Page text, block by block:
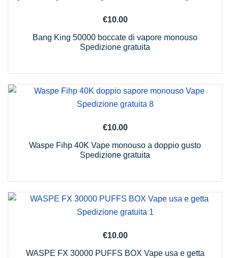
€10.00
Bang King 50000 boccate di vapore monouso
Spedizione gratuita
€10.00
Waspe Fihp 40K Vape monouso a doppio gusto
Spedizione gratuita
€10.00
WASPE FX 30000 PUFFS BOX Vape usa e getta